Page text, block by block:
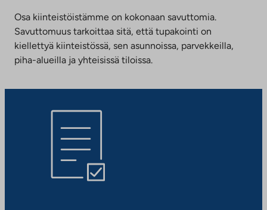
Osa kiinteistöistämme on kokonaan savuttomia.
Savuttomuus tarkoittaa sitä, että tupakointi on
kiellettyä kiinteistössä, sen asunnoissa, parvekkeilla,
piha-alueilla ja yhteisissä tiloissa.